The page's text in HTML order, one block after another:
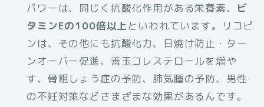
パワーは、同じく抗酸化作用がある栄養素、 ビ
タミンEの100倍以上 といわれています。リコピ
ンは、その他にも抗酸化力、日焼け防止・ター
ンオーバー促進、善玉コレステロールを増や
す、骨粗しょう症の予防、肺気腫の予防、男性
の不妊対策などさまざまな効果があるんです。